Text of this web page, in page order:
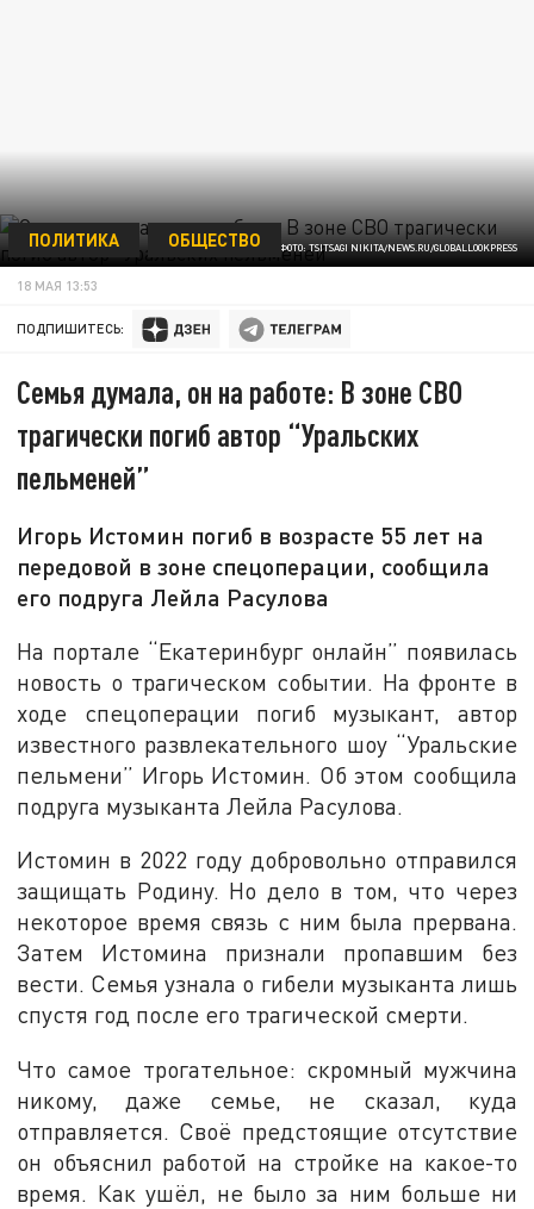
ФОТО: TSITSAGI NIKITA/NEWS.RU/GLOBALLOOKPRESS
ПОЛИТИКА ОБЩЕСТВО
18 МАЯ 13:53
ПОДПИШИТЕСЬ:
Семья думала, он на работе: В зоне СВО
трагически погиб автор “Уральских
пельменей”
Игорь Истомин погиб в возрасте 55 лет на
передовой в зоне спецоперации, сообщила
его подруга Лейла Расулова
На портале “Екатеринбург онлайн” появилась
новость о трагическом событии. На фронте в
ходе спецоперации погиб музыкант, автор
известного развлекательного шоу “Уральские
пельмени” Игорь Истомин. Об этом сообщила
подруга музыканта Лейла Расулова.
Истомин в 2022 году добровольно отправился
защищать Родину. Но дело в том, что через
некоторое время связь с ним была прервана.
Затем Истомина признали пропавшим без
вести. Семья узнала о гибели музыканта лишь
спустя год после его трагической смерти.
Что самое трогательное: скромный мужчина
никому, даже семье, не сказал, куда
отправляется. Своё предстоящие отсутствие
он объяснил работой на стройке на какое-то
время. Как ушёл, не было за ним больше ни